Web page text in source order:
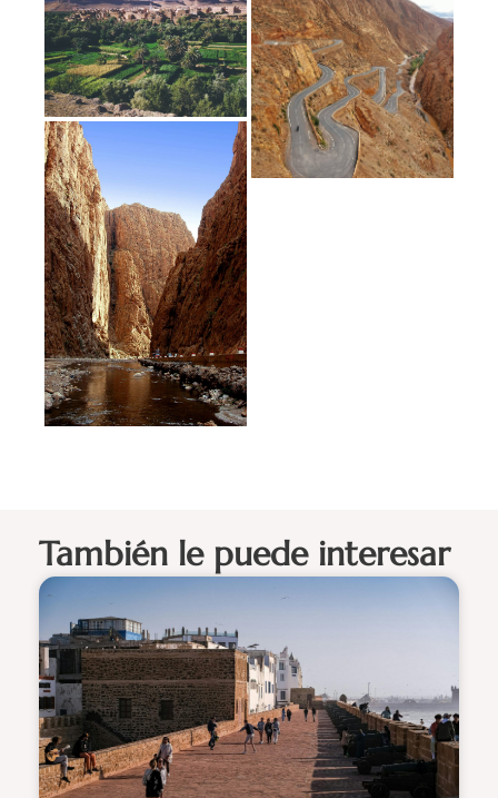
También le puede interesar